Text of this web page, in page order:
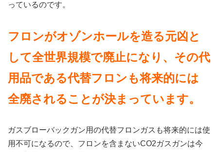
っているのです。
フロンがオゾンホールを造る元凶と
して全世界規模で廃止になり、その代
用品である代替フロンも将来的には
全廃されることが決まっています。
ガスブローバックガン用の代替フロンガスも将来的には使
用不可になるので、フロンを含まないCO2ガスガンは今